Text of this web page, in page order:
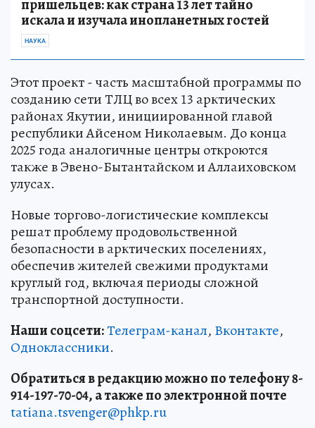
пришельцев: как страна 13 лет тайно
искала и изучала инопланетных гостей
НАУКА
Этот проект - часть масштабной программы по
созданию сети ТЛЦ во всех 13 арктических
районах Якутии, инициированной главой
республики Айсеном Николаевым. До конца
2025 года аналогичные центры откроются
также в Эвено-Бытантайском и Аллаиховском
улусах.
Новые торгово-логистические комплексы
решат проблему продовольственной
безопасности в арктических поселениях,
обеспечив жителей свежими продуктами
круглый год, включая периоды сложной
транспортной доступности.
Наши соцсети:Телеграм-канал, Вконтакте,
Одноклассники.
Обратиться в редакцию можно по телефону 8-
914-197-70-04, а также по электронной почте
tatiana.tsvenger@phkp.ru